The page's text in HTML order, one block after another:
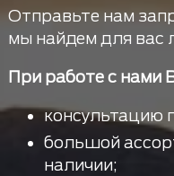
Отправьте нам
мы найдем для вас
При работе с нами
консультацию
большой
наличии;